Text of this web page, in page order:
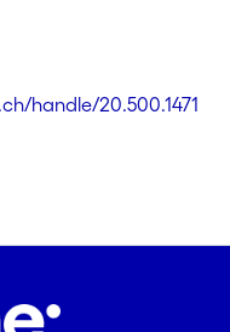
handle/20.500.1471